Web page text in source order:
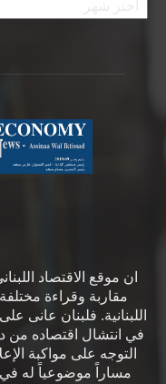
ان موقع الاقتصاد
مقاربة وقراءة
اللبنانية. فلبنان
في انتشال اقتصاده من
التوجه على مواكبة
مساراً موضوعياً له في